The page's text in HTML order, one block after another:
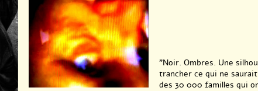
"Noir. Ombres. Une
trancher ce qui ne
des 30 000 familles qui